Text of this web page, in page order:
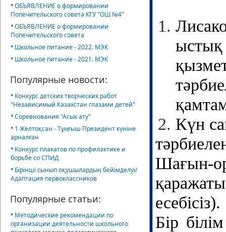
•ОБЪЯВЛЕНИЕ о формировании
Попечительского совета КГУ "ОШ №4"
•ОБЪЯВЛЕНИЕ о формировании
Попечительского совета
• Школьное питание - 2022. МЭК
• Школьное питание - 2021. МЭК
Популярные новости:
• Конкурс детских творческих работ
"Независимый Казахстан глазами детей"
•Соревнования "Асык ату"
• 1 Желтоқсан - Тұңғыш Президент күніне
арналған
• Конкурс плакатов по профилактике и
борьбе со СПИД
• Бірінші сынып оқушылардың бейімделуі/
Адаптация первоклассников
Популярные статьи:
• Методические рекомендации по
организации деятельности школьного
ыстық
Күн
Шағын-
есебісіз).
Бір